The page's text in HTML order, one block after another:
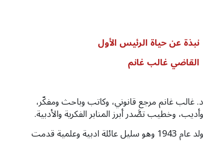
نبذة عن حياة الرئيس الأول
القاضي غالب غانم
د. غالب غانم مرجع قانوني، وكاتب وباحث ومفكّر،
وأديب، وخطيب تصَّدر أبرز المنابر الفكرية والأدبية.
ولد عام 1943 وهو سليل عائلة ادبية وعلمية قدمت